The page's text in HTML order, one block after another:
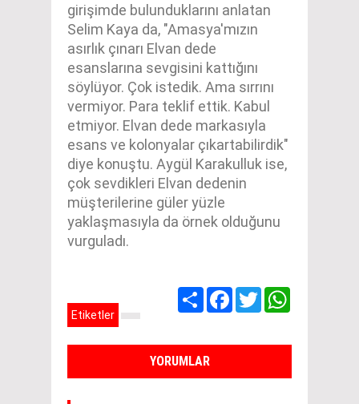
girişimde bulunduklarını anlatan
Selim Kaya da, "Amasya'mızın
asırlık çınarı Elvan dede
esanslarına sevgisini kattığını
söylüyor. Çok istedik. Ama sırrını
vermiyor. Para teklif ettik. Kabul
etmiyor. Elvan dede markasıyla
esans ve kolonyalar çıkartabilirdik"
diye konuştu. Aygül Karakulluk ise,
çok sevdikleri Elvan dedenin
müşterilerine güler yüzle
yaklaşmasıyla da örnek olduğunu
vurguladı.
Share Facebook
Twitter
Etiketler
YORUMLAR